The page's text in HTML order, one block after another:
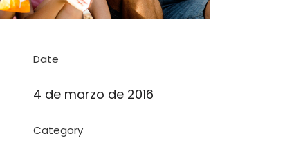
Date
4 de marzo de 2016
Category